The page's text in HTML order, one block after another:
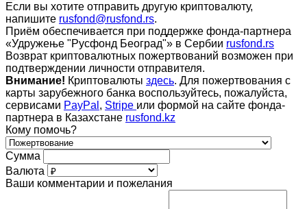
Если вы хотите отправить другую криптовалюту,
напишите rusfond@rusfond.rs.
Приём обеспечивается при поддержке фонда-партнера
«Удружење "Русфонд Београд"» в Сербии rusfond.rs
Возврат криптовалютных пожертвований возможен при
подтверждении личности отправителя.
Внимание! Криптовалюты здесь. Для пожертвования с
карты зарубежного банка воспользуйтесь, пожалуйста,
сервисами PayPal , Stripe или формой на сайте фонда-
партнера в Казахстане rusfond.kz
Кому помочь?
Сумма
Валюта
Ваши комментарии и пожелания